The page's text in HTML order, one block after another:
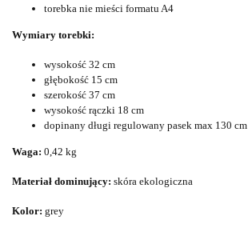
torebka nie mieści formatu A4
Wymiary torebki:
wysokość 32 cm
głębokość 15 cm
szerokość 37 cm
wysokość rączki 18 cm
dopinany długi regulowany pasek max 130 cm
Waga: 0,42 kg
Materiał dominujący: skóra ekologiczna
Kolor: grey